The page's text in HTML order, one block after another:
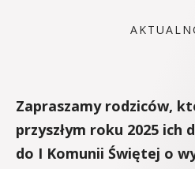
Zapraszamy rodziców,
przyszłym roku 2025 ich
do I Komunii Świętej o